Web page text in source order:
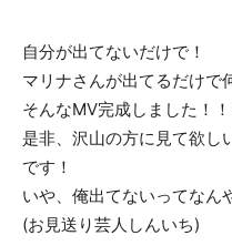
自分が出てないだけで！
マリナさんが出てるだけで
そんなMV完成しました！！
是非、沢山の方に見て欲し
です！
いや、俺出てないってなん
(お見送り芸人しんいち)